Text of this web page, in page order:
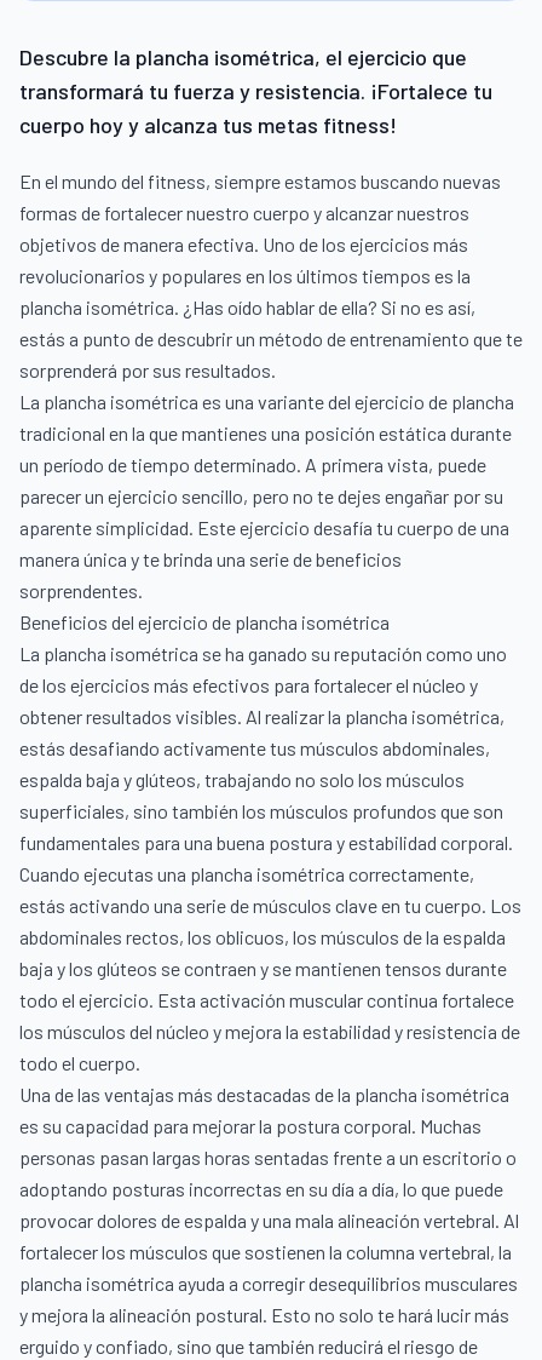
Descubre la plancha isométrica, el ejercicio que
transformará tu fuerza y resistencia. ¡Fortalece tu
cuerpo hoy y alcanza tus metas fitness!
En el mundo del fitness, siempre estamos buscando nuevas
formas de fortalecer nuestro cuerpo y alcanzar nuestros
objetivos de manera efectiva. Uno de los ejercicios más
revolucionarios y populares en los últimos tiempos es la
plancha isométrica. ¿Has oído hablar de ella? Si no es así,
estás a punto de descubrir un método de entrenamiento que te
sorprenderá por sus resultados.
La plancha isométrica es una variante del ejercicio de plancha
tradicional en la que mantienes una posición estática durante
un período de tiempo determinado. A primera vista, puede
parecer un ejercicio sencillo, pero no te dejes engañar por su
aparente simplicidad. Este ejercicio desafía tu cuerpo de una
manera única y te brinda una serie de beneficios
sorprendentes.
Beneficios del ejercicio de plancha isométrica
La plancha isométrica se ha ganado su reputación como uno
de los ejercicios más efectivos para fortalecer el núcleo y
obtener resultados visibles. Al realizar la plancha isométrica,
estás desafiando activamente tus músculos abdominales,
espalda baja y glúteos, trabajando no solo los músculos
superficiales, sino también los músculos profundos que son
fundamentales para una buena postura y estabilidad corporal.
Cuando ejecutas una plancha isométrica correctamente,
estás activando una serie de músculos clave en tu cuerpo. Los
abdominales rectos, los oblicuos, los músculos de la espalda
baja y los glúteos se contraen y se mantienen tensos durante
todo el ejercicio. Esta activación muscular continua fortalece
los músculos del núcleo y mejora la estabilidad y resistencia de
todo el cuerpo.
Una de las ventajas más destacadas de la plancha isométrica
es su capacidad para mejorar la postura corporal. Muchas
personas pasan largas horas sentadas frente a un escritorio o
adoptando posturas incorrectas en su día a día, lo que puede
provocar dolores de espalda y una mala alineación vertebral. Al
fortalecer los músculos que sostienen la columna vertebral, la
plancha isométrica ayuda a corregir desequilibrios musculares
y mejora la alineación postural. Esto no solo te hará lucir más
erguido y confiado, sino que también reducirá el riesgo de